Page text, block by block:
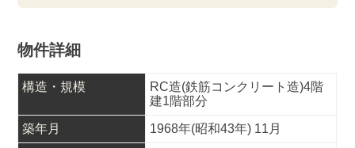
物件詳細
構造・規模
RC造(鉄筋コンクリート造)4階
建1階部分
築年月 1968年(昭和43年) 11月